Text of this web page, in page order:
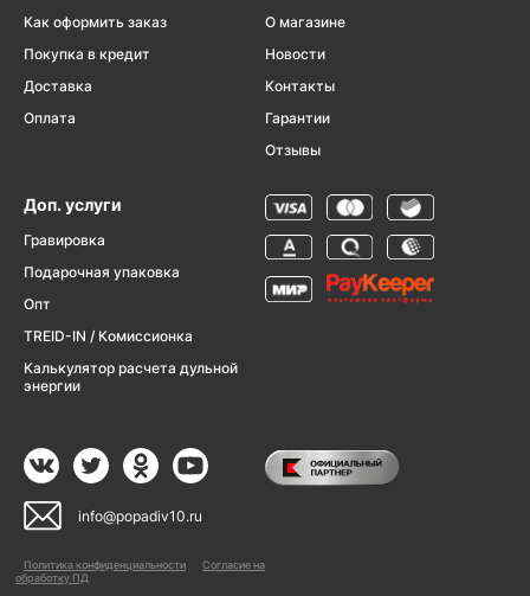
Как оформить заказ
Покупка в кредит
Доставка
Оплата
О магазине
Новости
Контакты
Гарантии
Отзывы
Доп. услуги
Гравировка
Подарочная упаковка
Опт
TREID-IN / Комиссионка
Калькулятор расчета дульной
энергии
info@popadiv10.ru
Политика конфиденциальности
Согласие на
обработку ПД